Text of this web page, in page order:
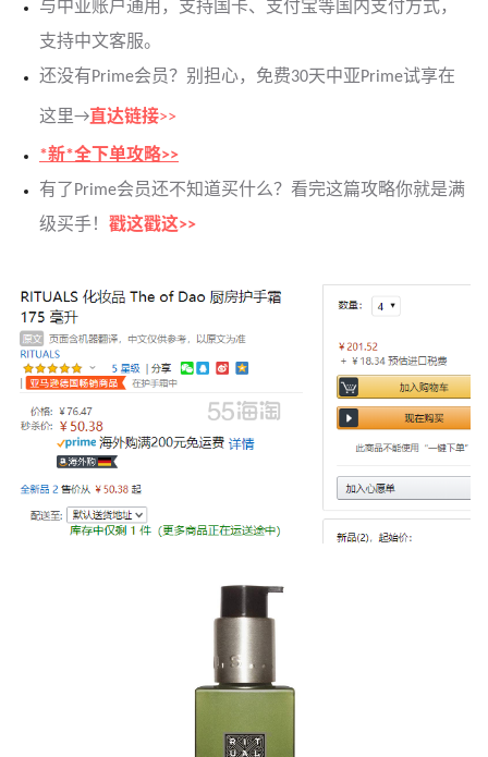
与中亚账户通用，支持国卡、支付宝等国内支付方式，
支持中文客服。
还没有Prime会员？别担心，免费30天中亚Prime试享在
这里→ 直达链接>>
*新*全下单攻略>>
有了Prime会员还不知道买什么？看完这篇攻略你就是满
级买手！ 戳这戳这>>